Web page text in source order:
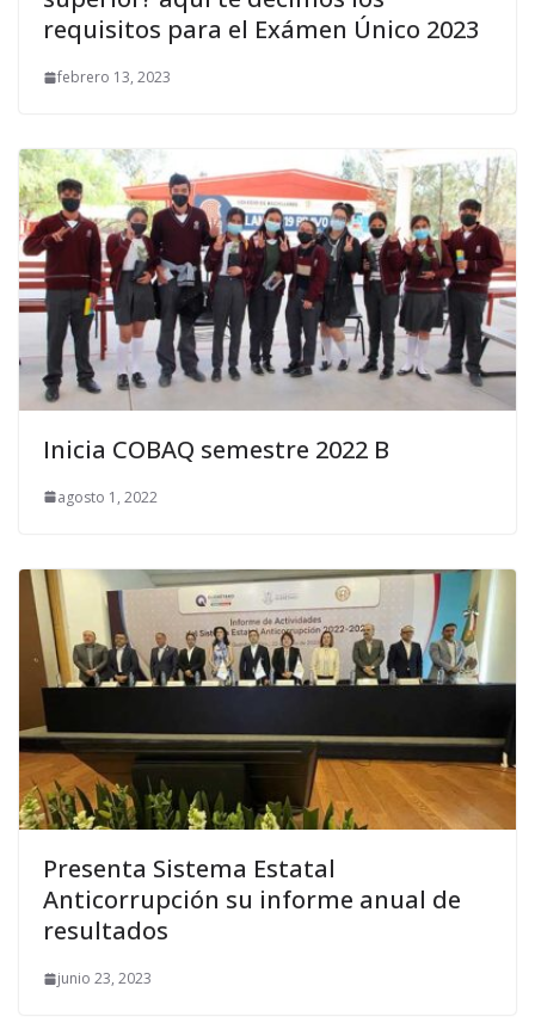
requisitos para el Exámen Único 2023
febrero 13, 2023
Inicia COBAQ semestre 2022 B
agosto 1, 2022
Presenta Sistema Estatal
Anticorrupción su informe anual de
resultados
junio 23, 2023